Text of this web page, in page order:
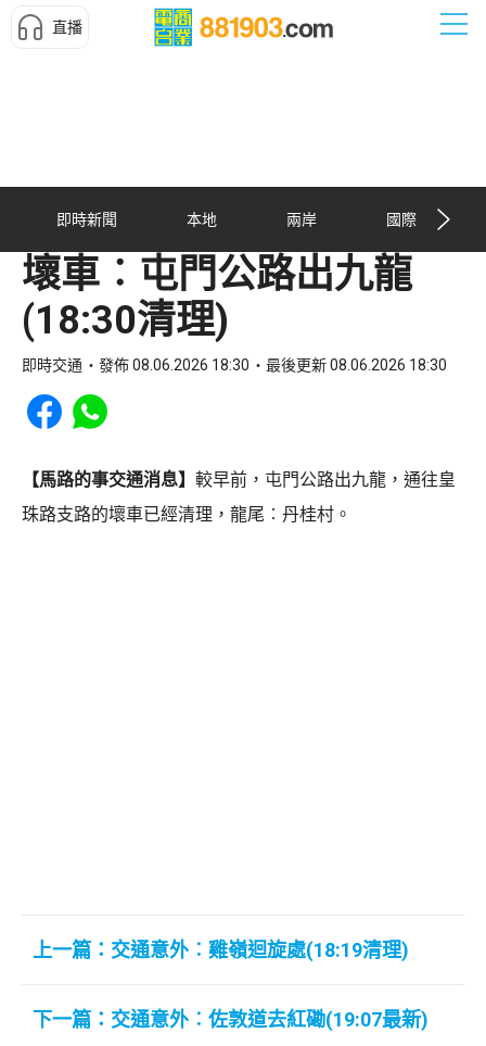
直播
即時新聞 本地 兩岸 國際
壞車︰屯門公路出九龍
(18:30清理)
即時交通 發佈 08.06.2026 18:30 最後更新 08.06.2026 18:30
Share to Facebook
Share to WhatsApp
【馬路的事交通消息】 較早前，屯門公路出九龍，通往皇
珠路支路的壞車已經清理，龍尾︰丹桂村。
上一篇：交通意外︰雞嶺迴旋處(18:19清理)
下一篇：交通意外︰佐敦道去紅磡(19:07最新)